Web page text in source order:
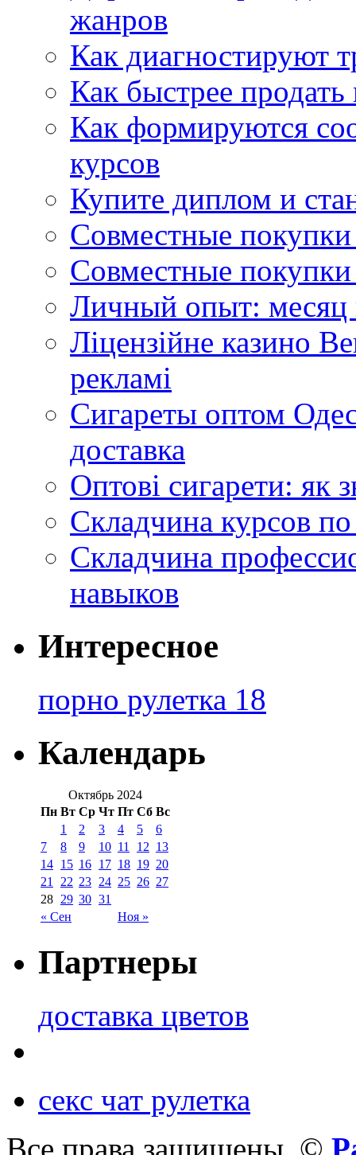
жанров
Как диагностируют
Как быстрее
Как формируются
курсов
Купите диплом и
Совместные
Совместные покупки
Личный опыт: месяц
Ліцензійне казино
рекламі
Сигареты оптом
доставка
Оптові сигарети: як
Складчина курсов
Складчина
навыков
Интересное
порно рулетка 18
Календарь
Октябрь 2024
Пн Вт Ср Чт Пт Сб Вс
« Сен Ноя »
1 2 3 4 5
6
7
8 9 10 11 12 13
14 15 16 17 18 19 20
21
22 23 24 25 26 27
28 29 30 31
Партнеры
доставка цветов
секс чат рулетка
Все права защищены. ©